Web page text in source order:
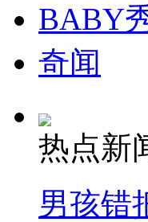
BABY
奇闻
热点新
男孩错